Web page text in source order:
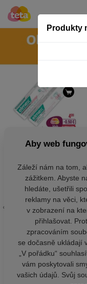
Produkty
Aby web
Záleží nám na tom,
zážitkem. Abyste
hledáte, ušetřili
reklamy na věci,
v zobrazení na
přihlašovat.
zpracováním
se dočasně ukládají
„V pořádku“
vám poskytovali
vašich údajů. Svůj